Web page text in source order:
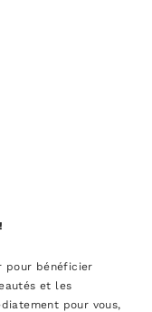
pour bénéficier
et les
pour vous,